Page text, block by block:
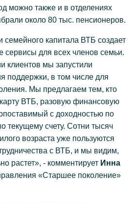
можно также и в отделениях
около 80 тыс. пенсионеров.
семейного капитала ВТБ создает
сервисы для всех членов семьи.
клиентов мы запустили
поддержки, в том числе для
Мы предлагаем тем, кто
ВТБ, разовую финансовую
с доходностью по
текущему счету. Сотни тысяч
возраста уже пользуются
с ВТБ, и мы видим,
растет», - комментирует Инна
«Старшее поколение»